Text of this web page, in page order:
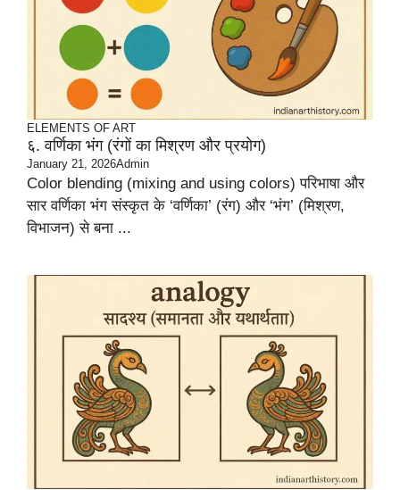
ELEMENTS OF ART
६. वर्णिका भंग (रंगों का मिश्रण और प्रयोग)
January 21, 2026Admin
Color blending (mixing and using colors) परिभाषा और
सार वर्णिका भंग संस्कृत के ‘वर्णिका’ (रंग) और ‘भंग’ (मिश्रण,
विभाजन) से बना ...